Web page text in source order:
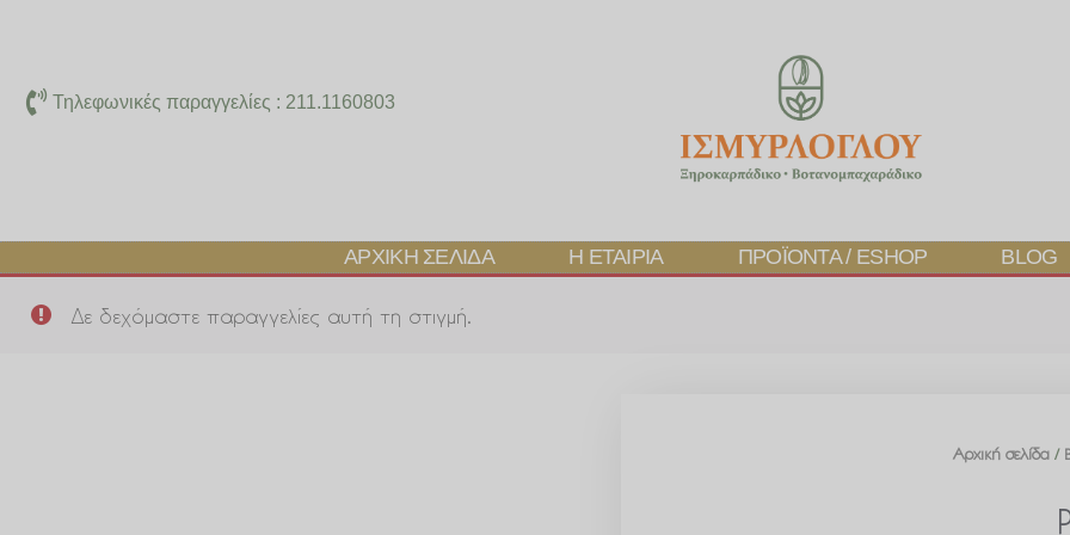
περιεχόμενο
Τηλεφωνικές παραγγελίες : 211.1160803
ΑΡΧΙΚΉ ΣΕΛΊΔΑ Η ΕΤΑΙΡΊΑ ΠΡΟΪΌΝΤΑ / ESHOP BLOG
Δε δεχόμαστε παραγγελίες αυτή τη στιγμή.
Αρχική σελίδα /